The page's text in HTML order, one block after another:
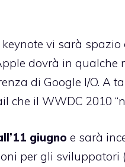
vi sarà
dovrà in
di Google I/O. A
che il WWDC 2010
giugno e sarà
per gli